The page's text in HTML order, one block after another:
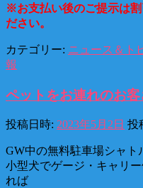
※お支払い後のご提示は割
ださい。
カテゴリー: ニュース＆ト
報
ペットをお連れのお
投稿日時: 2023年5月2日 投
GW中の無料駐車場シャト
小型犬でゲージ・キャリ
れば